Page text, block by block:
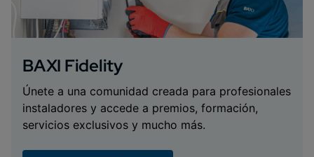
BAXI Fidelity
Únete a una comunidad creada para profesionales
instaladores y accede a premios, formación,
servicios exclusivos y mucho más.